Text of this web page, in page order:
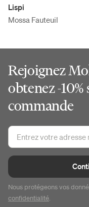
Lispi
Mossa Fauteuil
Rejoignez
obtenez -
commande
Nous protégeons vos
confidentialité.